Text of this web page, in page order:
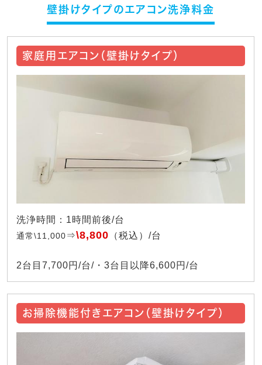
壁掛けタイプのエアコン洗浄料金
家庭用エアコン（壁掛けタイプ）
洗浄時間：1時間前後/台
通常\11,000⇒\8,800 （税込）/台
2台目7,700円/台/・3台目以降6,600円/台
お掃除機能付きエアコン（壁掛けタイプ）